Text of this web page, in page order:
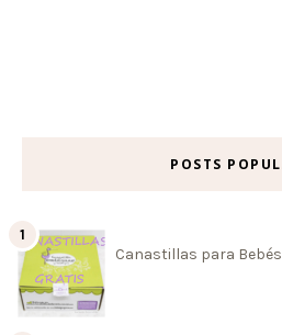
POSTS
Canastillas para